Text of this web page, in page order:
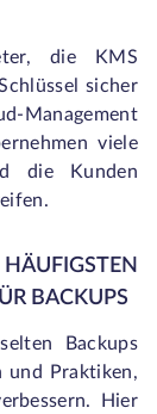
die KMS
sicher
Management
viele
die Kunden
BACKUPS
Backups
und Praktiken,
Hier